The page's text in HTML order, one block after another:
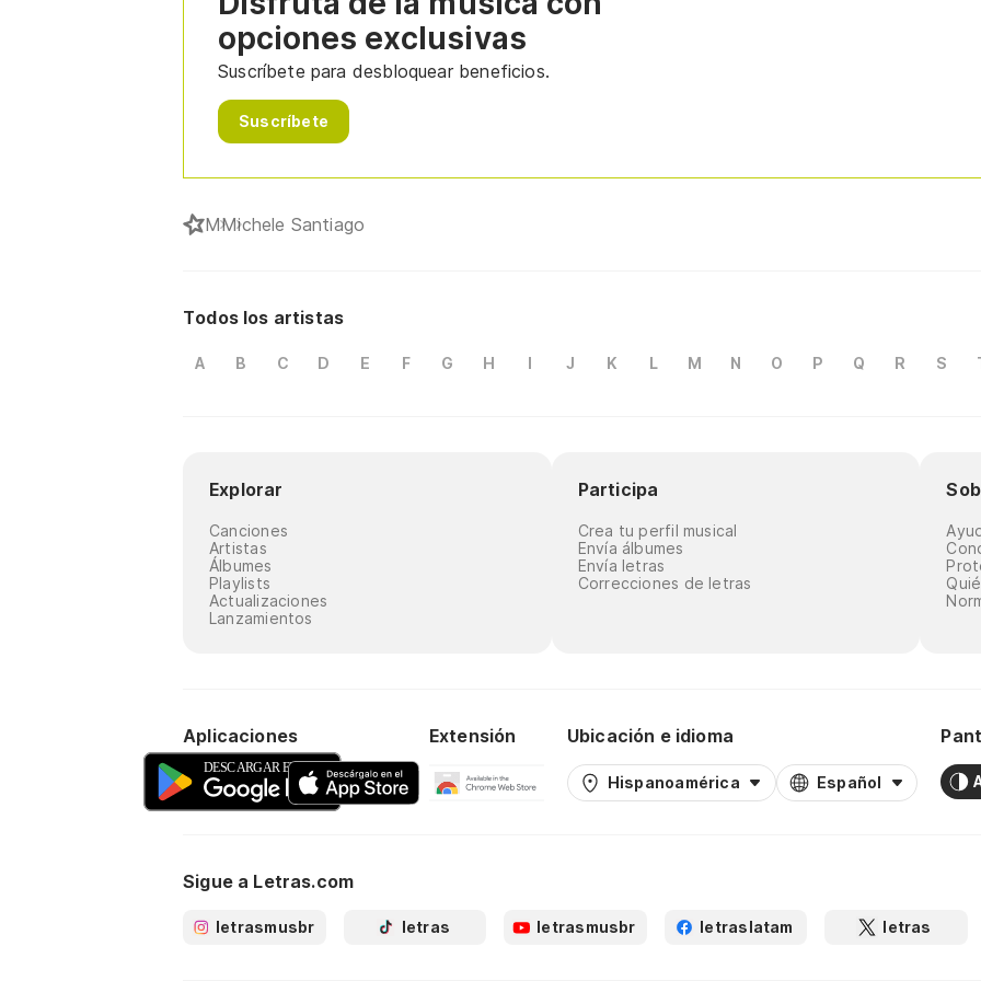
opciones exclusivas
Suscríbete para desbloquear beneficios.
Suscríbete
MMichele Santiago
Todos los artistas
A B C D E F G H I J K L M N O P Q R S
Explorar
Canciones
Artistas
Álbumes
Playlists
Actualizaciones
Lanzamientos
Participa
Crea tu perfil musical
Envía álbumes
Envía letras
Correcciones de letras
Aplicaciones Extensión Ubicación e idioma
Hispanoamérica Español
Sigue a Letras.com
letrasmusbr letras letrasmusbr letraslatam letras